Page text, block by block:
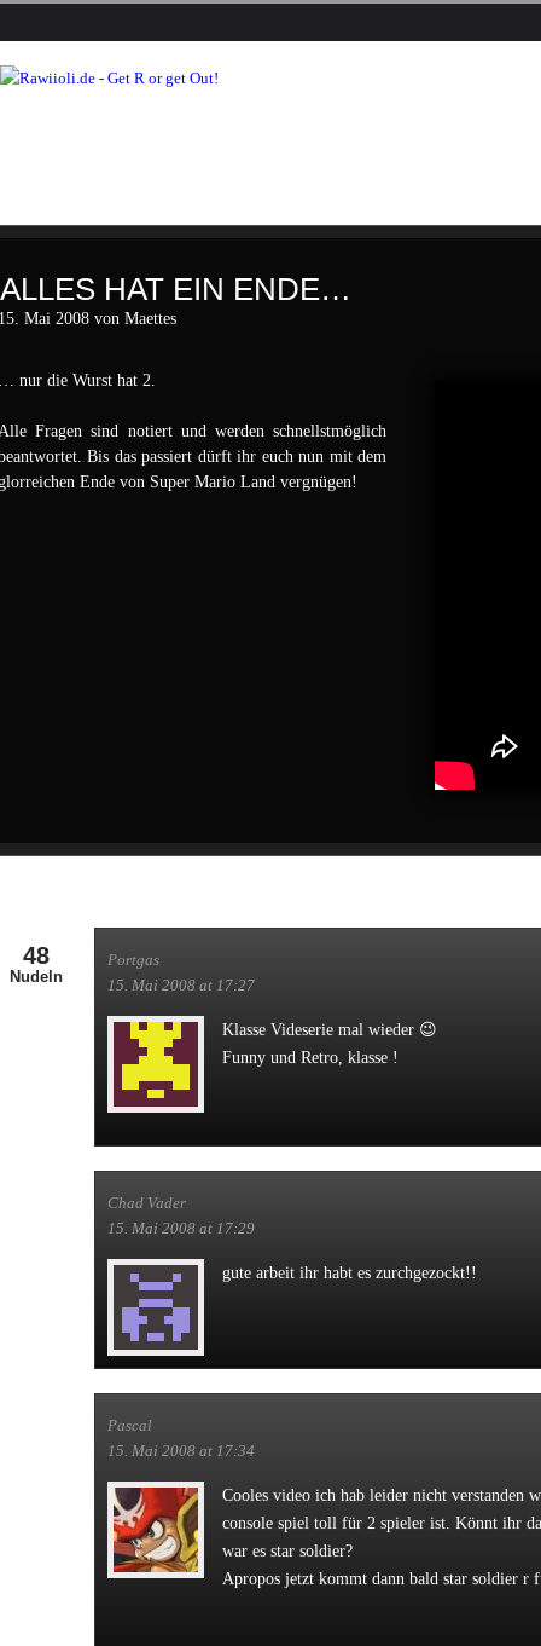
ALLES HAT EIN ENDE…
Mai 2008 von Maettes
nur die Wurst hat 2.
Fragen sind notiert und werden schnellstmöglich
Bis das passiert dürft ihr euch nun mit dem
Ende von Super Mario Land vergnügen!
48
Nudeln
Portgas
15. Mai 2008 at 17:27
Klasse Videserie mal wieder 😉
Funny und Retro, klasse !
Chad Vader
15. Mai 2008 at 17:29
gute arbeit ihr habt es zurchgezockt!!
Pascal
15. Mai 2008 at 17:34
Cooles video ich hab leider nicht verstanden
console spiel toll für 2 spieler ist. Könnt ihr
war es star soldier?
Apropos jetzt kommt dann bald star soldier r